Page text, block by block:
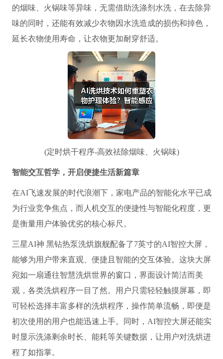
的烟味、火锅味等异味，无需借助洗涤剂水洗，在去除异
味的同时，还能有效减少衣物因水洗造成的损伤和掉色，
延长衣物使用寿命，让衣物更加耐穿舒适。
(定时烘干程序-高效祛除烟味、火锅味)
智能交互哲学，开启便捷生活新篇章
在AI飞速发展的时代浪潮下，家电产品的智能化水平已成
为行业竞争焦点，而人机交互的便捷性与智能化程度，更
是衡量用户体验优劣的核心标尺。
三星AI神 黑钻热泵洗烘旗舰配备了7英寸的AI智控大屏，
能够为用户带来直观、便捷且智能的交互体验。这块大屏
宛如一扇通往智慧洗烘世界的窗口，界面设计简洁而美
观，各类洗烘程序一目了然。用户只需轻轻触摸屏幕，即
可轻松选择丰富多样的洗烘程序，操作简单流畅，即便是
初次使用的用户也能迅速上手。同时，AI智控大屏还能实
时显示洗涤剩余时长、能耗等关键数据，让用户对洗烘进
程了如指掌。